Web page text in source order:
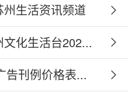
生活资讯频道
化生活台202...
告刊例价格表...